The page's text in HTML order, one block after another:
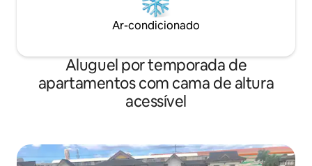
Ar-condicionado
Aluguel por temporada de
apartamentos com cama de altura
acessível